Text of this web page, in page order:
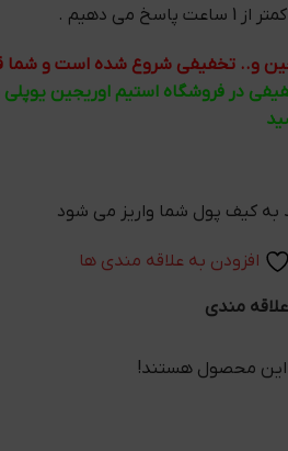
می دهیم .
و.. تخفیفی شروع شده است و
در فروشگاه استیم اوریجین یوپلی
افزودن به علاقه مندی ها
مندی
این محصول هستند!